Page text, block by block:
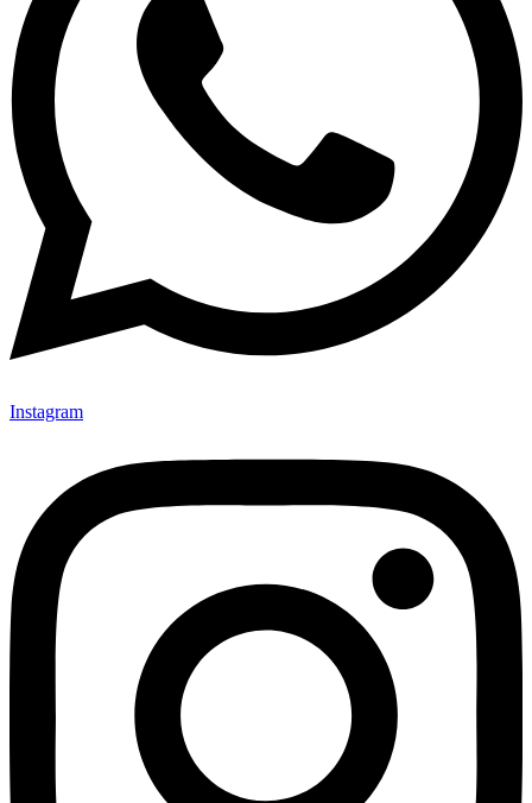
Instagram